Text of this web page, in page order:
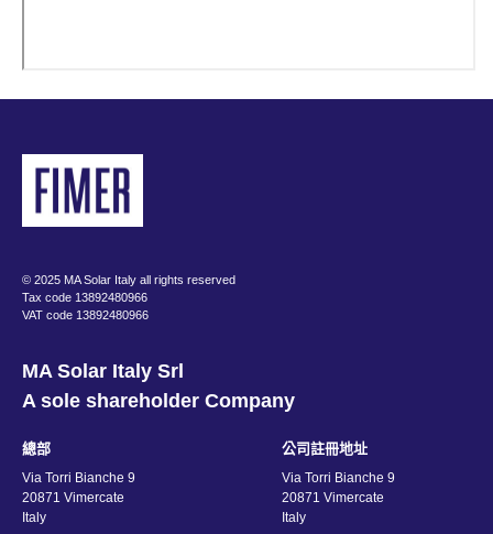
© 2025 MA Solar Italy all rights reserved
Tax code 13892480966
VAT code 13892480966
MA Solar Italy Srl
A sole shareholder Company
總部
Via Torri Bianche 9
20871 Vimercate
Italy
公司註冊地址
Via Torri Bianche 9
20871 Vimercate
Italy